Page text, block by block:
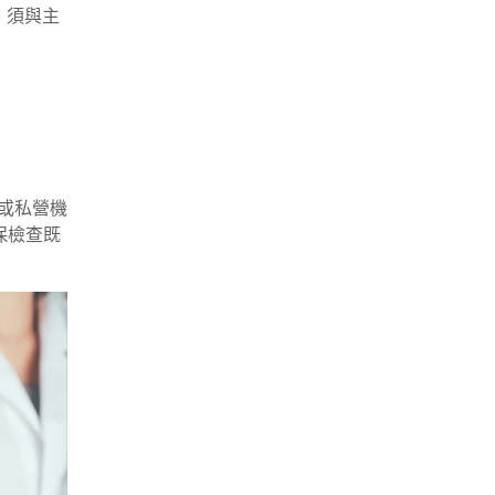
須與主
私營機
檢查既